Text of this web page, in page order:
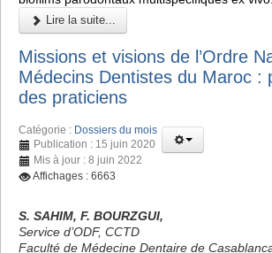
Lire la suite...
Missions et visions de l’Ordre
Médecins Dentistes du Maroc :
des praticiens
Catégorie : Dossiers du mois
Publication : 15 juin 2020
Mis à jour : 8 juin 2022
Affichages : 6663
S. SAHIM, F. BOURZGUI,
Service d’ODF, CCTD
Faculté de Médecine Dentaire de